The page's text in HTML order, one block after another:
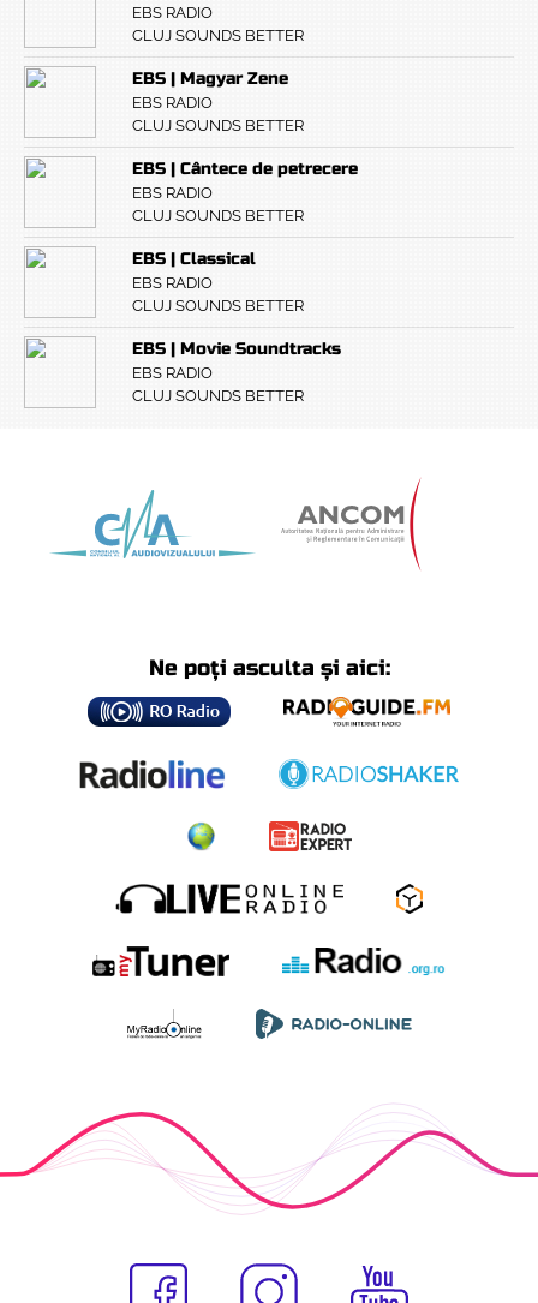
EBS RADIO
CLUJ SOUNDS BETTER
EBS | Magyar Zene
EBS RADIO
CLUJ SOUNDS BETTER
EBS | Cântece de petrecere
EBS RADIO
CLUJ SOUNDS BETTER
EBS | Classical
EBS RADIO
CLUJ SOUNDS BETTER
EBS | Movie Soundtracks
EBS RADIO
CLUJ SOUNDS BETTER
Ne poți asculta și aici: